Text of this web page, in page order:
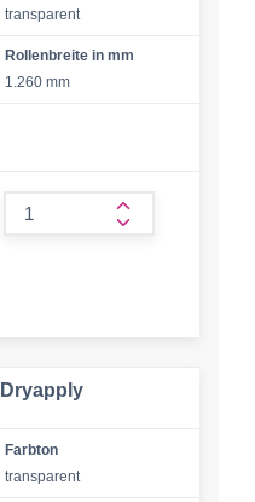
transparent
Rollenbreite in mm
1.260 mm
form.increase-
Farbton
transparent